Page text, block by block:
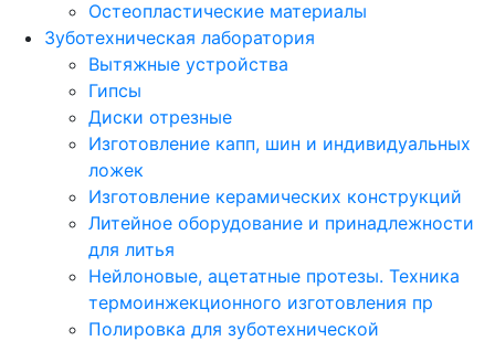
Остеопластические материалы
Зуботехническая лаборатория
Вытяжные устройства
Гипсы
Диски отрезные
Изготовление капп, шин и индивидуальных
ложек
Изготовление керамических конструкций
Литейное оборудование и принадлежности
для литья
Нейлоновые, ацетатные протезы. Техника
термоинжекционного изготовления пр
Полировка для зуботехнической